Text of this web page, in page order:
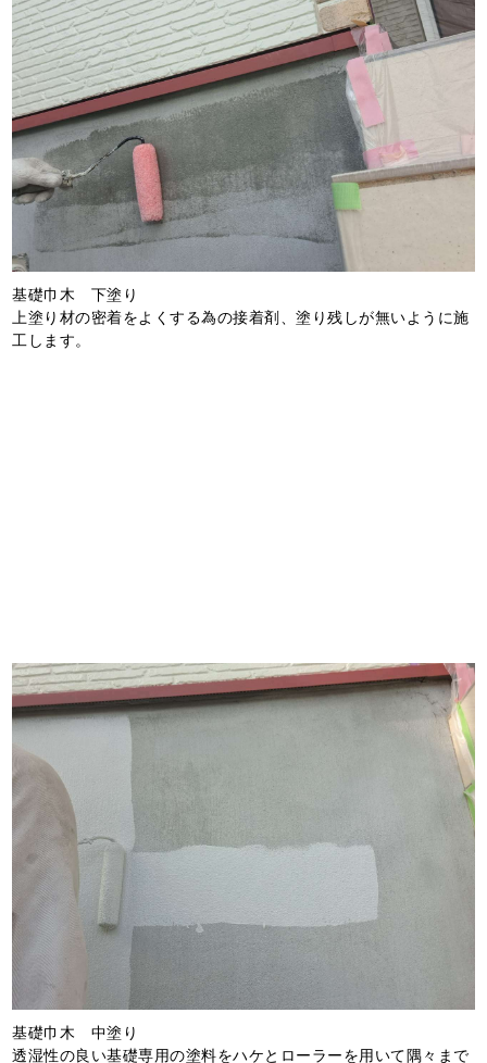
基礎巾木 下塗り
上塗り材の密着をよくする為の接着剤、塗り残しが無いように施
工します。
基礎巾木 中塗り
透湿性の良い基礎専用の塗料をハケとローラーを用いて隅々まで